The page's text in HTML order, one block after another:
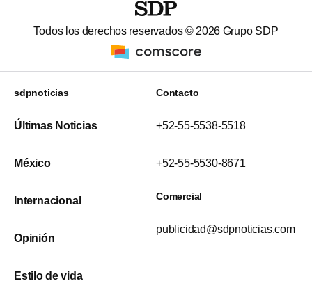
Todos los derechos reservados © 2026 Grupo SDP
sdpnoticias
Últimas Noticias
México
Internacional
Opinión
Estilo de vida
Contacto
+52-55-5538-5518
+52-55-5530-8671
Comercial
publicidad@sdpnoticias.com